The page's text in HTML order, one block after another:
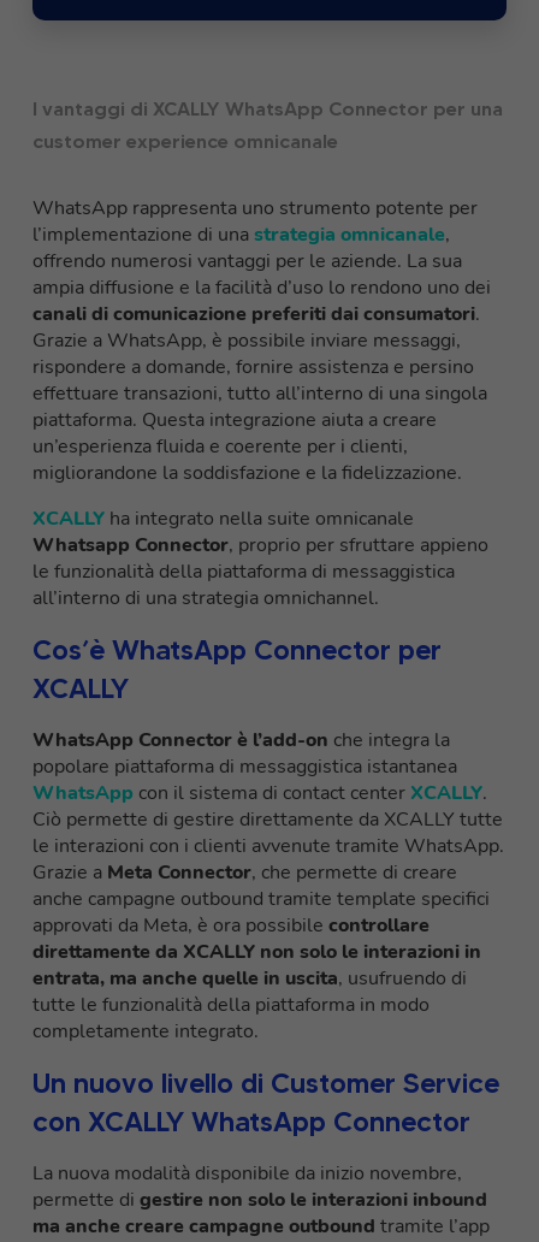
I vantaggi di XCALLY WhatsApp Connector per una
customer experience omnicanale
WhatsApp rappresenta uno strumento potente per
l’implementazione di unastrategia omnicanale,
offrendo numerosi vantaggi per le aziende. La sua
ampia diffusione e la facilità d’uso lo rendono uno dei
canali di comunicazione preferiti dai consumatori.
Grazie a WhatsApp, è possibile inviare messaggi,
rispondere a domande, fornire assistenza e persino
effettuare transazioni, tutto all’interno di una singola
piattaforma. Questa integrazione aiuta a creare
un’esperienza fluida e coerente per i clienti,
migliorandone la soddisfazione e la fidelizzazione.
XCALLY ha integrato nella suite omnicanale
Whatsapp Connector, proprio per sfruttare appieno
le funzionalità della piattaforma di messaggistica
all’interno di una strategia omnichannel.
Cos’è WhatsApp Connector per
XCALLY
WhatsApp Connector è l’add-on che integra la
popolare piattaforma di messaggistica istantanea
WhatsApp con il sistema di contact center XCALLY.
Ciò permette di gestire direttamente da XCALLY tutte
le interazioni con i clienti avvenute tramite WhatsApp.
Grazie a Meta Connector, che permette di creare
anche campagne outbound tramite template specifici
approvati da Meta, è ora possibile controllare
direttamente da XCALLY non solo le interazioni in
entrata, ma anche quelle in uscita, usufruendo di
tutte le funzionalità della piattaforma in modo
completamente integrato.
Un nuovo livello di Customer Service
con XCALLY WhatsApp Connector
La nuova modalità disponibile da inizio novembre,
permette di gestire non solo le interazioni inbound
ma anche creare campagne outbound tramite l’app